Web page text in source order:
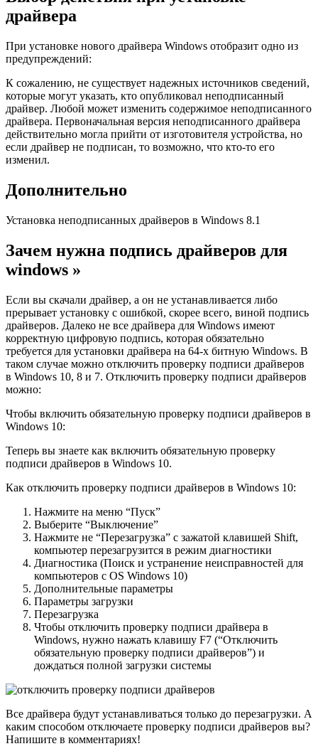
драйвера
При установке нового драйвера Windows отобразит одно из
предупреждений:
К сожалению, не существует надежных источников сведений,
которые могут указать, кто опубликовал неподписанный
драйвер. Любой может изменить содержимое неподписанного
драйвера. Первоначальная версия неподписанного драйвера
действительно могла прийти от изготовителя устройства, но
если драйвер не подписан, то возможно, что кто-то его
изменил.
Дополнительно
Установка неподписанных драйверов в Windows 8.1
Зачем нужна подпись драйверов для
windows »
Если вы скачали драйвер, а он не устанавливается либо
прерывает установку с ошибкой, скорее всего, виной подпись
драйверов. Далеко не все драйвера для Windows имеют
корректную цифровую подпись, которая обязательно
требуется для установки драйвера на 64-х битную Windows. В
таком случае можно отключить проверку подписи драйверов
в Windows 10, 8 и 7. Отключить проверку подписи драйверов
можно:
Чтобы включить обязательную проверку подписи драйверов в
Windows 10:
Теперь вы знаете как включить обязательную проверку
подписи драйверов в Windows 10.
Как отключить проверку подписи драйверов в Windows 10:
Нажмите на меню “Пуск”
Выберите “Выключение”
Нажмите не “Перезагрузка” с зажатой клавишей Shift,
компьютер перезагрузится в режим диагностики
Диагностика (Поиск и устранение неисправностей для
компьютеров с OS Windows 10)
Дополнительные параметры
Параметры загрузки
Перезагрузка
Чтобы отключить проверку подписи драйвера в
Windows, нужно нажать клавишу F7 (“Отключить
обязательную проверку подписи драйверов”) и
дождаться полной загрузки системы
Все драйвера будут устанавливаться только до перезагрузки. А
каким способом отключаете проверку подписи драйверов вы?
Напишите в комментариях!